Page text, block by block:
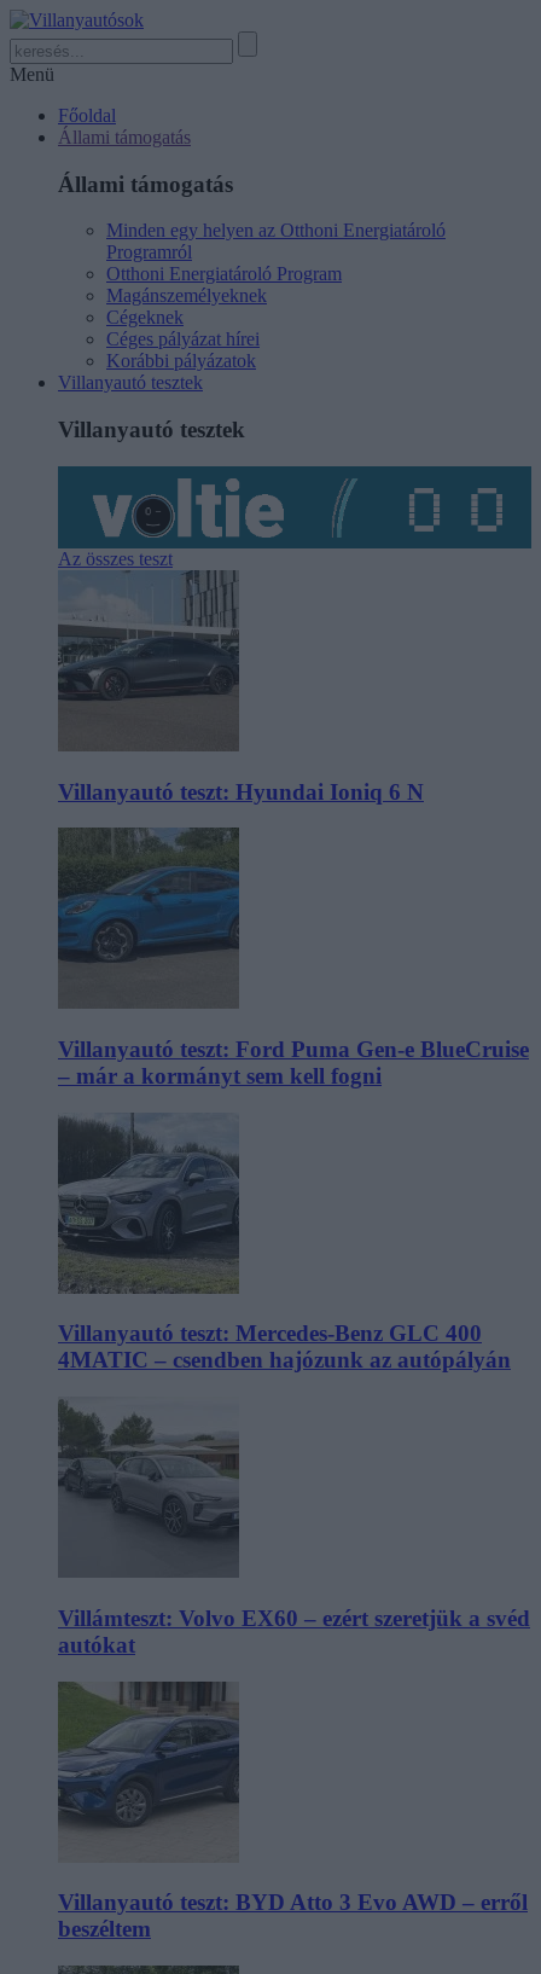
Menü
Főoldal
Állami támogatás
Állami támogatás
Minden egy helyen az Otthoni Energiatároló
Programról
Otthoni Energiatároló Program
Magánszemélyeknek
Cégeknek
Céges pályázat hírei
Korábbi pályázatok
Villanyautó tesztek
Villanyautó tesztek
Az összes teszt
Villanyautó teszt: Hyundai Ioniq 6 N
Villanyautó teszt: Ford Puma Gen-e BlueCruise
– már a kormányt sem kell fogni
Villanyautó teszt: Mercedes-Benz GLC 400
4MATIC – csendben hajózunk az autópályán
Villámteszt: Volvo EX60 – ezért szeretjük a svéd
autókat
Villanyautó teszt: BYD Atto 3 Evo AWD – erről
beszéltem